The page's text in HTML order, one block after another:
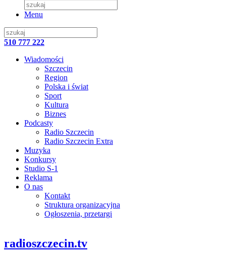
Menu
510 777 222
Wiadomości
Szczecin
Region
Polska i świat
Sport
Kultura
Biznes
Podcasty
Radio Szczecin
Radio Szczecin Extra
Muzyka
Konkursy
Studio S-1
Reklama
O nas
Kontakt
Struktura organizacyjna
Ogłoszenia, przetargi
radioszczecin.tv